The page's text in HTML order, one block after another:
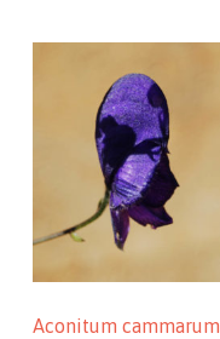
Aconitum cammarum